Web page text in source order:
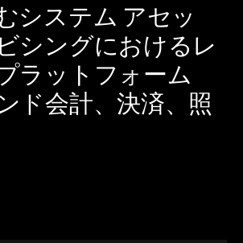
システム アセッ
シングにおけるレ
ラットフォーム
ド会計、決済、照